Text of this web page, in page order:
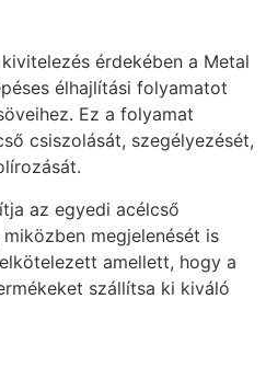
érdekében a Metal
élhajlítási folyamatot
Ez a folyamat
csiszolását, szegélyezését,
az egyedi acélcső
megjelenését is
amellett, hogy a
szállítsa ki kiváló